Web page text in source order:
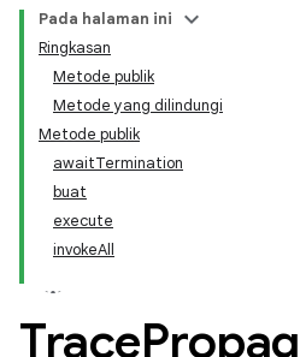
Pada halaman ini
Ringkasan
Metode publik
Metode yang dilindungi
Metode publik
awaitTermination
buat
execute
invokeAll
Trace